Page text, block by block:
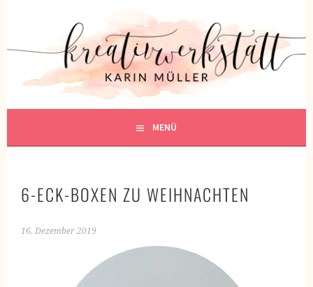
KREATIVWERKSTATT
KREATIV SEIN
MENÜ
6-ECK-BOXEN ZU WEIHNACHTEN
16. Dezember 2019